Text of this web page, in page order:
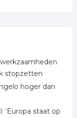
stopzetten
hoger dan
‘Europa staat op